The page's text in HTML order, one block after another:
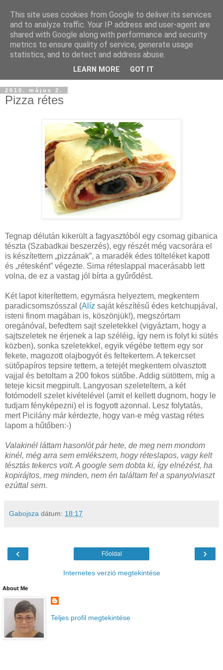
2010. május 2.
Pizza rétes
Tegnap délután kikerült a fagyasztóból egy csomag gibanica
tészta (Szabadkai beszerzés), egy részét még vacsorára el
is készítettem „pizzának”, a maradék édes tölteléket kapott
és „rétesként” végezte. Sima réteslappal macerásabb lett
volna, de ez a vastag jól bírta a gyűrődést.
Két lapot kiterítettem, egymásra helyeztem, megkentem
paradicsomszósszal (Alíz saját készítésű édes ketchupjával,
isteni finom magában is, köszönjük!), megszórtam
oregánóval, befedtem sajt szeletekkel (vigyáztam, hogy a
sajtszeletek ne érjenek a lap széléig, így nem is folyt ki sütés
közben), sonka szeletekkel, egyik végébe tettem egy sor
fekete, magozott olajbogyót és feltekertem. A tekercset
sütőpapíros tepsire tettem, a tetejét megkentem olvasztott
vajjal és betoltam a 200 fokos sütőbe. Addig sütöttem, míg a
teteje kicsit megpirult. Langyosan szeleteltem, a két
fotómodell szelet kivételével (amit el kellett dugnom, hogy le
tudjam fényképezni) el is fogyott azonnal. Lesz folytatás,
mert Picilány már kérdezte, hogy van-e még vastag rétes
lapom a hűtőben:-)
Valakinél láttam hasonlót pár hete, de meg nem mondom
kinél, még arra sem emlékszem, hogy réteslapos, vagy kelt
tésztás tekercs volt. A google sem dobta ki, így elnézést, ha
kopirájtos, meg minden, nem én találtam fel a spanyolviaszt
ezúttal sem.
Gabojsza dátum: 18:17
‹ ›
Főoldal
Internetes verzió megtekintése
About Me
Teljes profil megtekintése
This site uses cookies from Google to deliver its services
and to analyze traffic. Your IP address and user-agent are
shared with Google along with performance and security
metrics to ensure quality of service, generate usage
statistics, and to detect and address abuse.
LEARN MORE GOT IT